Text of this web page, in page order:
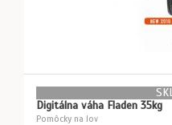
Digitálna váha Fladen 35kg
Pomôcky na lov